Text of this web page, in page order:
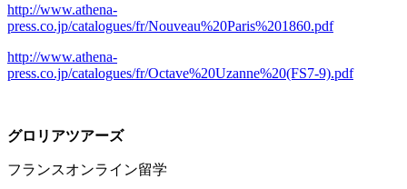
http://www.athena-
press.co.jp/catalogues/fr/Nouveau%20Paris%201860.pdf
http://www.athena-
press.co.jp/catalogues/fr/Octave%20Uzanne%20(FS7-9).pdf
グロリアツアーズ
フランスオンライン留学